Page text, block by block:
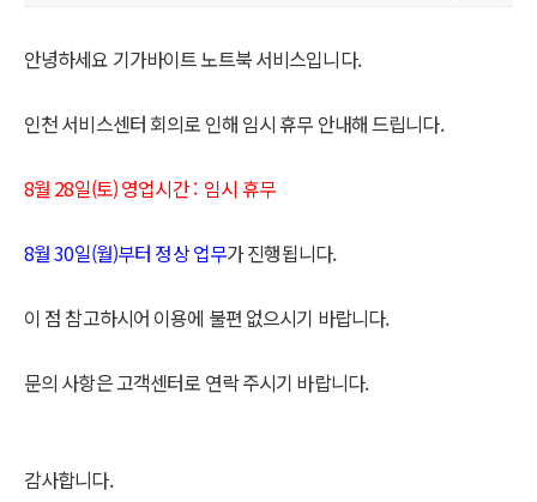
안녕하세요 기가바이트 노트북 서비스입니다.
인천 서비스센터 회의로 인해 임시 휴무 안내해 드립니다.
8월 28일(토) 영업시간 : 임시 휴무
8월 30일(월)부터 정상 업무가 진행됩니다.
이 점 참고하시어 이용에 불편 없으시기 바랍니다.
문의 사항은 고객센터로 연락 주시기 바랍니다.
감사합니다.